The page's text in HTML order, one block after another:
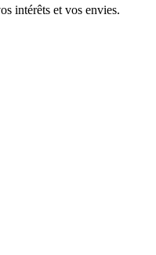
intérêts et vos envies.